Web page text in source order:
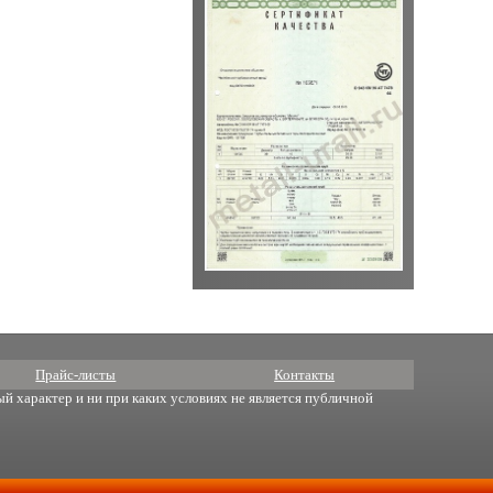
Прайс-листы Контакты
характер и ни при каких условиях не является публичной